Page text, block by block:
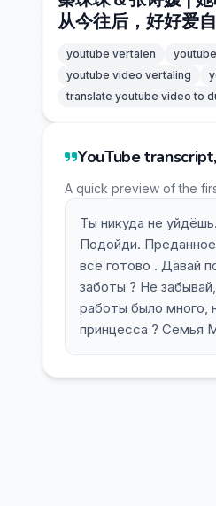
从今往后，好好爱
youtube vertalen
youtube video vertaling
translate youtube video to
YouTube
A quick preview of the
Ты никуда не
Подойди.
всё готово . Давай
заботы ? Не
работы было много,
принцесса ? Семья